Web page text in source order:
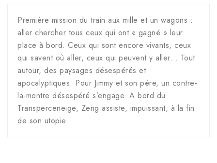
Première mission du train aux mille et un wagons :
aller chercher tous ceux qui ont « gagné » leur
place à bord. Ceux qui sont encore vivants, ceux
qui savent où aller, ceux qui peuvent y aller… Tout
autour, des paysages désespérés et
apocalyptiques. Pour Jimmy et son père, un contre-
la-montre désespéré s’engage. A bord du
Transperceneige, Zeng assiste, impuissant, à la fin
de son utopie.